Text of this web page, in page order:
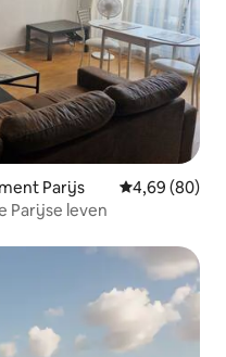
Parijs Gemiddelde
4,69 (80)
Parijse leven